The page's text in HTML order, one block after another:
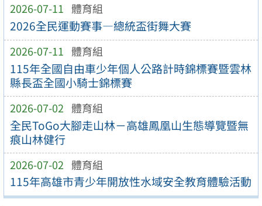
2026-07-11 體育組
2026全民運動賽事—總統盃街舞大賽
2026-07-11 體育組
115年全國自由車少年個人公路計時錦標賽暨雲林
縣長盃全國小騎士錦標賽
2026-07-02 體育組
全民ToGo大腳走山林－高雄鳳凰山生態導覽暨無
痕山林健行
2026-07-02 體育組
115年高雄市青少年開放性水域安全教育體驗活動